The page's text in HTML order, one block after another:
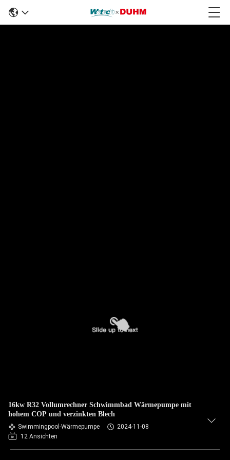
16kw R32 Vollumrechner Schwimmbad Wärmepumpe mit
hohem COP und verzinkten Blech
Swimmingpool-Wärmepumpe
2024-11-08
12 Ansichten